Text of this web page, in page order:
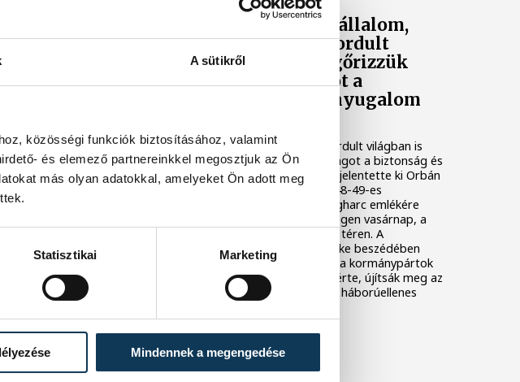
A sütikről
közösségi funkciók biztosításához, valamint
és elemező partnereinkkel megosztjuk az Ön
más olyan adatokkal, amelyeket Ön adott meg
Statisztikai Marketing
Mindennek a megengedése
Orbán Viktor: Vállalom,
hogy ilyen felfordult
világban is megőrizzük
Magyarországot a
biztonság és a nyugalom
Vállalom, hogy ilyen felfordult világban is
megőrizzük Magyarországot a biztonság és
a nyugalom szigetének - jelentette ki Orbán
Viktor miniszterelnök 1848-49-es
forradalom és szabadságharc emlékére
rendezett állami ünnepségen vasárnap, a
budapesti Kossuth Lajos téren. A
kormányfő, a Fidesz elnöke beszédében
üzent az ukrán elnöknek, a kormánypártok
támogatóit pedig arra kérte, újítsák meg az
előző választáson kötött háborúellenes
NEMZETI ÜNNEP